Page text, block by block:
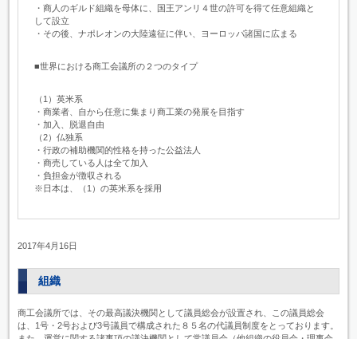
・商人のギルド組織を母体に、国王アンリ４世の許可を得て任意組織と
して設立
・その後、ナポレオンの大陸遠征に伴い、ヨーロッパ諸国に広まる
■世界における商工会議所の２つのタイプ
（1）英米系
・商業者、自から任意に集まり商工業の発展を目指す
・加入、脱退自由
（2）仏独系
・行政の補助機関的性格を持った公益法人
・商売している人は全て加入
・負担金が徴収される
※日本は、（1）の英米系を採用
2017年4月16日
組織
商工会議所では、その最高議決機関として議員総会が設置され、この議員総会
は、1号・2号および3号議員で構成された８５名の代議員制度をとっております。